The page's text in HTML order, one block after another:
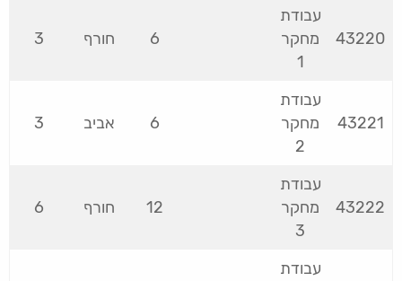
43220
עבודת
מחקר
1
6 חורף 3
43221
עבודת
מחקר
2
6 אביב 3
43222
עבודת
מחקר
3
12 חורף 6
עבודת